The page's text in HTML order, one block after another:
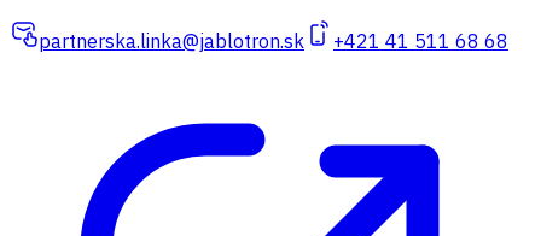
partnerska.linka@jablotron.sk +421 41 511 68 68